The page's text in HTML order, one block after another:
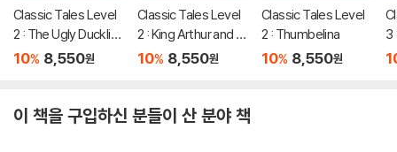
Classic Tales Level
2 : The Ugly Ducklin
g
10% 8,550원
Classic Tales Level
2 : King Arthur and th
e Sword
10% 8,550원
Classic Tales Level
2 : Thumbelina
10% 8,550원
3
이 책을 구입하신 분들이 산 분야 책